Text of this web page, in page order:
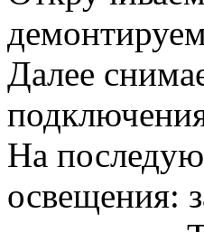
Далее
На
освещения: